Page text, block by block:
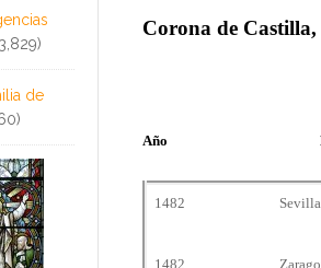
Corona de
Año
1482
1482
de